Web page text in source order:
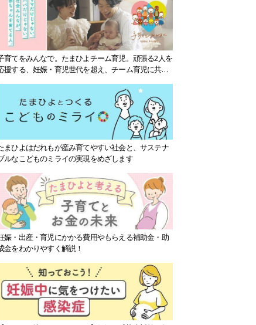
育てをみんなで。たまひよチーム育児。頑張る2人を
援する、妊娠・育児世代を超え、チーム育児に共感
まひよはだれもが産み育てやすい社会と、サステナ
ルなこどものミライの実現をめざします
娠・出産・育児にかかる費用やもらえる補助金・助
金をわかりやすく解説！